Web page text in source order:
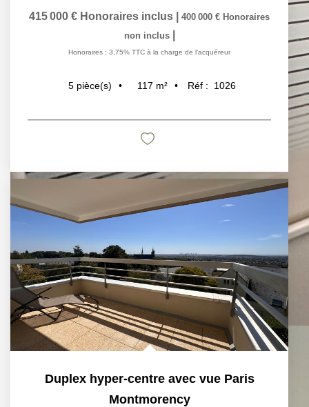
415 000 € Honoraires inclus 400 000 € Honoraires
non inclus
Honoraires : 3,75% TTC à la charge de l'acquéreur
5 pièce(s) 117 m² Réf : 1026
Duplex hyper-centre avec vue Paris
Montmorency